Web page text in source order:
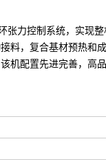
张力控制系统，实现
料，复合基材预热
机配置先进完善，高